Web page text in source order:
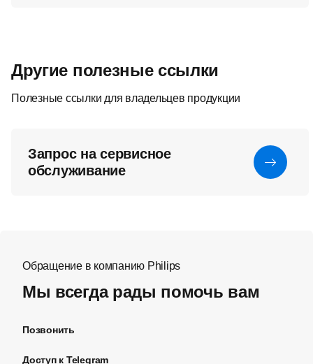
Другие полезные ссылки
Полезные ссылки для владельцев продукции
Запрос на сервисное
обслуживание
Обращение в компанию Philips
Мы всегда рады помочь вам
Позвонить
Доступ к Telegram